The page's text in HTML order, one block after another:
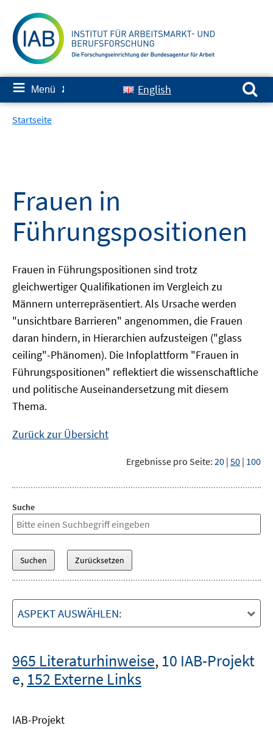
zum
Inhalt
≡ Menü ✘ English
Suchen nach:
Startseite
Frauen in
Führungspositionen
Frauen in Führungspositionen sind trotz
gleichwertiger Qualifikationen im Vergleich zu
Männern unterrepräsentiert. Als Ursache werden
"unsichtbare Barrieren" angenommen, die Frauen
daran hindern, in Hierarchien aufzusteigen ("glass
ceiling"-Phänomen). Die Infoplattform "Frauen in
Führungspositionen" reflektiert die wissenschaftliche
und politische Auseinandersetzung mit diesem
Thema.
Zurück zur Übersicht
Ergebnisse pro Seite: 20 | 50 | 100
Suche
ASPEKT AUSWÄHLEN:
965 Literaturhinweise, 10 IAB-Projekt
e, 152 Externe Links
IAB-Projekt